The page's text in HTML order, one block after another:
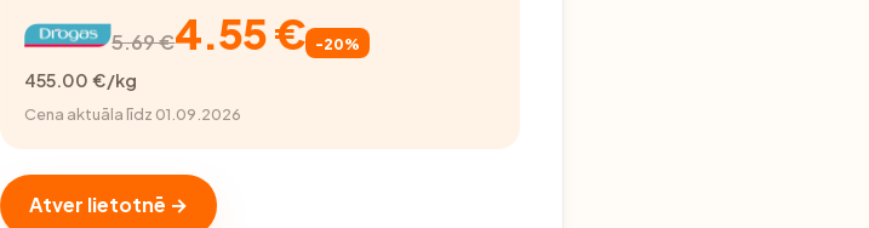
5.69 €4.55 € -20%
455.00 €/kg
Cena aktuāla līdz 01.09.2026
Atver lietotnē →